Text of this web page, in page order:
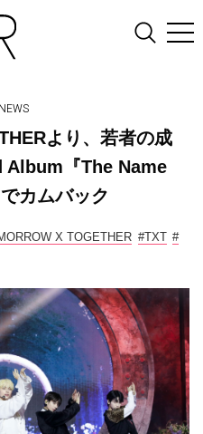
NEWS
より、若者の成
Album『The Name
カムバック
X TOGETHER #TXT #